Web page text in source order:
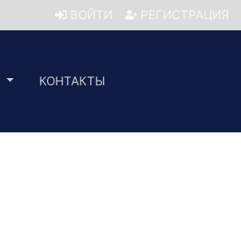
ВОЙТИ РЕГИСТРАЦИЯ
КОНТАКТЫ